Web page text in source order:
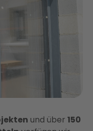
und über 150